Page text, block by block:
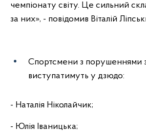
чемпіонату світу. Це сильний
за них», - повідомив Віталій
Спортсмени з порушеннями
виступатимуть у дзюдо:
- Наталія Ніколайчик;
- Юлія Іваницька;